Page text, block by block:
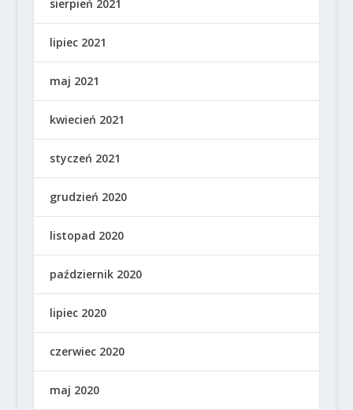
sierpień 2021
lipiec 2021
maj 2021
kwiecień 2021
styczeń 2021
grudzień 2020
listopad 2020
październik 2020
lipiec 2020
czerwiec 2020
maj 2020